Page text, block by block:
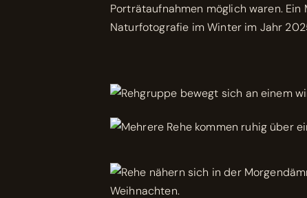
Porträtaufnahmen möglich waren.
Naturfotografie im Winter im Jahr